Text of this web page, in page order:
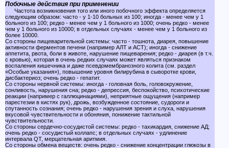
Побочные действия при применении
Частота возникновения того или иного побочного эффекта определяется
следующим образом: часто - у 1-10 больных из 100; иногда - менее чем у 1
больного из 100; редко - менее чем у 1 больного из 1000; очень редко - менее
чем у 1 больного из 10000; в отдельных случаях - менее чем у 1 больного из
более 10000.
Со стороны пищеварительной системы: часто - тошнота, диарея, повышение
активности ферментов печени (например АЛТ и АСТ); иногда - снижение
аппетита, рвота, боли в животе, нарушение пищеварения; редко - диарея (в т.ч.
с кровью), которая в очень редких случаях может являться признаком
воспаления кишечника и даже псевдомембранозного колита (см. раздел
«Особые указания»), повышение уровня билирубина в сыворотке крови,
дисбактериоз; очень редко - гепатит.
Со стороны нервной системы: иногда - головная боль, головокружение,
сонливость, нарушения сна; редко - депрессия, беспокойство, психотические
реакции (например с галлюцинациями), неприятные ощущения (например
парестезии в кистях рук), дрожь, возбужденное состояние, судороги и
спутанность сознания; очень редко - нарушения зрения и слуха, нарушения
вкусовой чувствительности и обоняния, понижение тактильной
чувствительности.
Со стороны сердечно-сосудистой системы: редко - тахикардия, снижение АД;
очень редко - сосудистый коллапс; в отдельных случаях - удлинение
интервала QT, мерцательная аритмия.
Со стороны обмена веществ: очень редко - снижение концентрации глюкозы в